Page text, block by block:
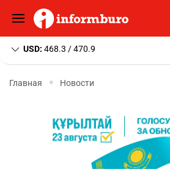
USD: 468.3 / 470.9
Главная Новости